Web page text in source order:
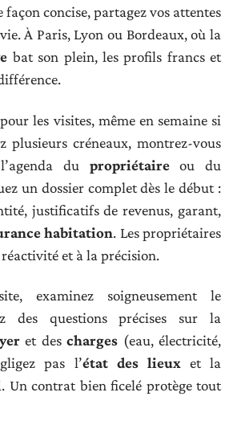
façon concise, partagez vos attentes
À Paris, Lyon ou Bordeaux, où la
bat son plein, les profils francs et
les visites, même en semaine si
plusieurs créneaux, montrez-vous
du propriétaireou du
un dossier complet dès le début :
justificatifs de revenus, garant,
habitation. Les propriétaires
et à la précision.
examinez soigneusement le
des questions précises sur la
et descharges (eau, électricité,
pas l’état des lieuxet la
. Un contrat bien ficelé protège tout